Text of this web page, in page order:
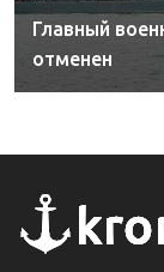
Главный
отменен